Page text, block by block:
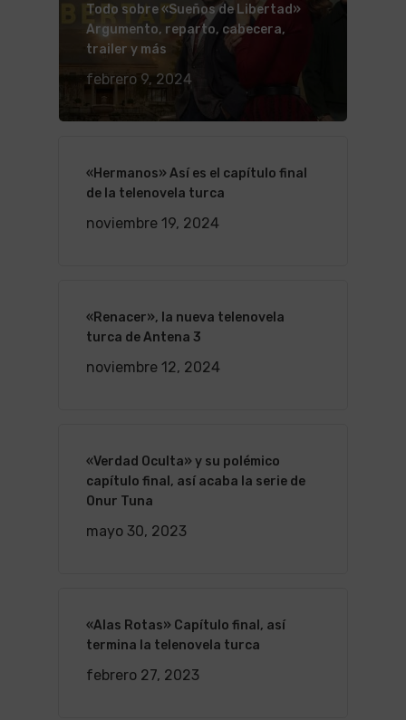
Todo sobre «Sueños de Libertad»
Argumento, reparto, cabecera,
trailer y más
febrero 9, 2024
«Hermanos» Así es el capítulo final
de la telenovela turca
noviembre 19, 2024
«Renacer», la nueva telenovela
turca de Antena 3
noviembre 12, 2024
«Verdad Oculta» y su polémico
capítulo final, así acaba la serie de
Onur Tuna
mayo 30, 2023
«Alas Rotas» Capítulo final, así
termina la telenovela turca
febrero 27, 2023